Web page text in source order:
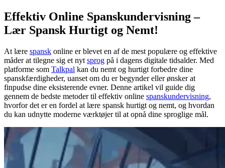
Effektiv Online Spanskundervisning –
Lær Spansk Hurtigt og Nemt!
At lære spansk online er blevet en af de mest populære og effektive
måder at tilegne sig et nyt sprog på i dagens digitale tidsalder. Med
platforme som Talkpal kan du nemt og hurtigt forbedre dine
spanskfærdigheder, uanset om du er begynder eller ønsker at
finpudse dine eksisterende evner. Denne artikel vil guide dig
gennem de bedste metoder til effektiv online spanskundervisning,
hvorfor det er en fordel at lære spansk hurtigt og nemt, og hvordan
du kan udnytte moderne værktøjer til at opnå dine sproglige mål.